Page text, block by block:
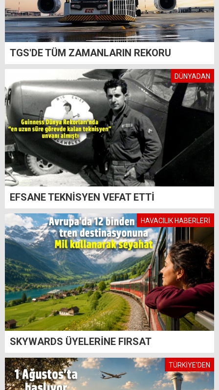
TGS'DE TÜM ZAMANLARIN REKORU
DÜNYADAN
EFSANE TEKNİSYEN VEFAT ETTİ
HAVACILIK HABERLERİ
SKYWARDS ÜYELERİNE FIRSAT
TÜRKİYE'DEN